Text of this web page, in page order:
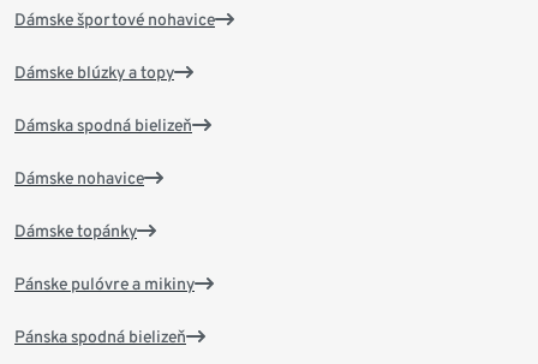
Dámske športové nohavice
Dámske blúzky a topy
Dámska spodná bielizeň
Dámske nohavice
Dámske topánky
Pánske pulóvre a mikiny
Pánska spodná bielizeň